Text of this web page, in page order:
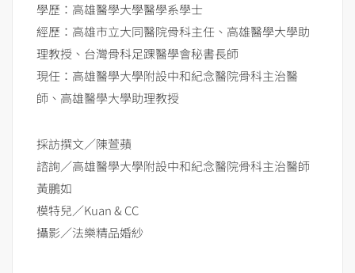
學歷：高雄醫學大學醫學系學士
經歷：高雄市立大同醫院骨科主任、高雄醫學大學助
理教授、台灣骨科足踝醫學會秘書長師
現任：高雄醫學大學附設中和紀念醫院骨科主治醫
師、高雄醫學大學助理教授
採訪撰文／陳萱蘋
諮詢／高雄醫學大學附設中和紀念醫院骨科主治醫師
黃鵬如
模特兒／Kuan & CC
攝影／法樂精品婚紗